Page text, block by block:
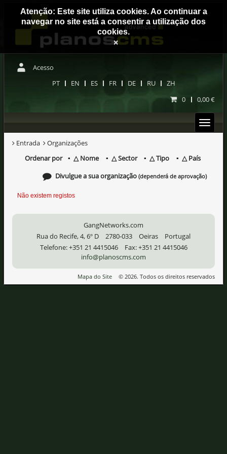
Acesso
PT
EN ES FR DE RU
ZH
0
0,00 €
Entrada
Organizações
Ordenar por
Nome Sector Tipo
País
Divulgue a sua organização (dependerá de aprovação)
Não existem registos
GangNetworks.com
Rua do Recife, 4, 6º D
2780-033 Oeiras
Portugal
Telefone:+351 21 4415046 Fax:+351 21 4415046
info@planoscms.com
Mapa do Site © 2026. Todos os direitos reservados
Atenção: Este site utiliza cookies. Ao continuar a
navegar no site está a consentir a utilização dos
cookies.
×